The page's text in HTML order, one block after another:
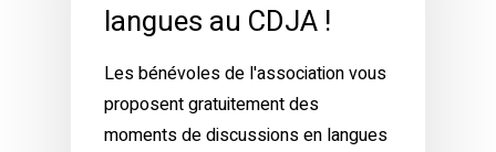
langues au CDJA !
Les bénévoles de l'association vous
proposent gratuitement des
moments de discussions en langues